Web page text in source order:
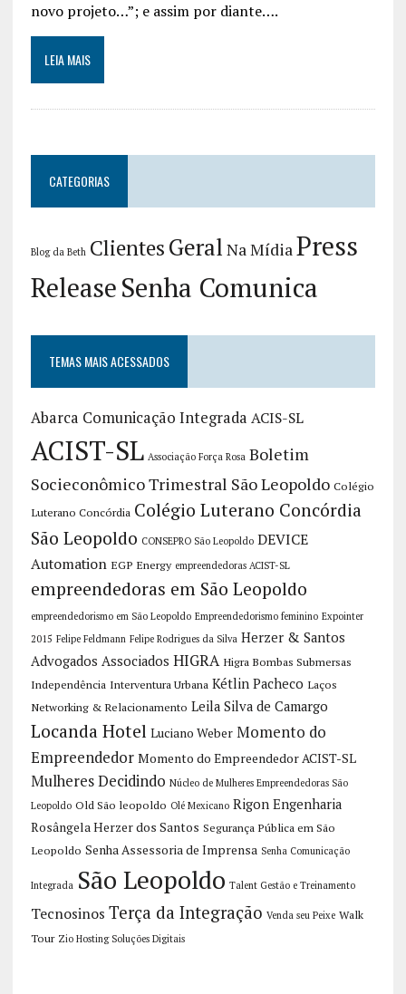
novo projeto…”; e assim por diante….
LEIA MAIS
CATEGORIAS
Blog da Beth ClientesGeral Na MídiaPress
ReleaseSenha Comunica
TEMAS MAIS ACESSADOS
Abarca Comunicação Integrada ACIS-SL
ACIST-SL Associação Força Rosa Boletim
Socieconômico Trimestral São Leopoldo Colégio
Luterano Concórdia Colégio Luterano Concórdia
São Leopoldo CONSEPRO São Leopoldo DEVICE
Automation EGP Energy empreendedoras ACIST-SL
empreendedoras em São Leopoldo
empreendedorismo em São Leopoldo Empreendedorismo feminino Expointer
2015 Felipe Feldmann Felipe Rodrigues da Silva Herzer & Santos
Advogados Associados HIGRA Higra Bombas Submersas
Independência Interventura Urbana Kétlin Pacheco Laços
Networking & Relacionamento Leila Silva de Camargo
Locanda Hotel Luciano Weber Momento do
Empreendedor Momento do Empreendedor ACIST-SL
Mulheres Decidindo Núcleo de Mulheres Empreendedoras São
Leopoldo Old São leopoldo Olé Mexicano Rigon Engenharia
Rosângela Herzer dos Santos Segurança Pública em São
Leopoldo Senha Assessoria de Imprensa Senha Comunicação
Integrada São Leopoldo Talent Gestão e Treinamento
Tecnosinos Terça da Integração Venda seu Peixe Walk
Tour Zio Hosting Soluções Digitais